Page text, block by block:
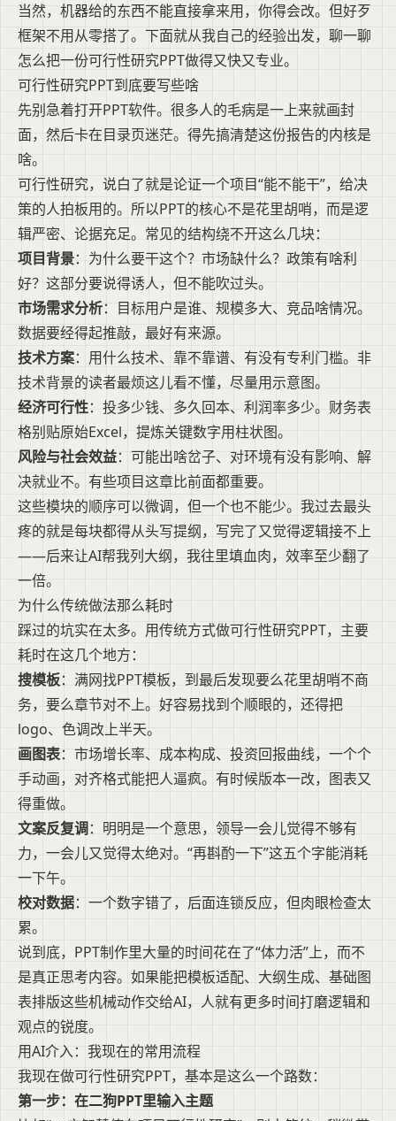
当然，机器给的东西不能直接拿来用，你得会改。但好歹
框架不用从零搭了。下面就从我自己的经验出发，聊一聊
怎么把一份可行性研究PPT做得又快又专业。
可行性研究PPT到底要写些啥
先别急着打开PPT软件。很多人的毛病是一上来就画封
面，然后卡在目录页迷茫。得先搞清楚这份报告的内核是
啥。
可行性研究，说白了就是论证一个项目“能不能干”，给决
策的人拍板用的。所以PPT的核心不是花里胡哨，而是逻
辑严密、论据充足。常见的结构绕不开这么几块：
项目背景：为什么要干这个？市场缺什么？政策有啥利
好？这部分要说得诱人，但不能吹过头。
市场需求分析：目标用户是谁、规模多大、竞品啥情况。
数据要经得起推敲，最好有来源。
技术方案：用什么技术、靠不靠谱、有没有专利门槛。非
技术背景的读者最烦这儿看不懂，尽量用示意图。
经济可行性：投多少钱、多久回本、利润率多少。财务表
格别贴原始Excel，提炼关键数字用柱状图。
风险与社会效益：可能出啥岔子、对环境有没有影响、解
决就业不。有些项目这章比前面都重要。
这些模块的顺序可以微调，但一个也不能少。我过去最头
疼的就是每块都得从头写提纲，写完了又觉得逻辑接不上
——后来让AI帮我列大纲，我往里填血肉，效率至少翻了
一倍。
为什么传统做法那么耗时
踩过的坑实在太多。用传统方式做可行性研究PPT，主要
耗时在这几个地方：
搜模板：满网找PPT模板，到最后发现要么花里胡哨不商
务，要么章节对不上。好容易找到个顺眼的，还得把
logo、色调改上半天。
画图表：市场增长率、成本构成、投资回报曲线，一个个
手动画，对齐格式能把人逼疯。有时候版本一改，图表又
得重做。
文案反复调：明明是一个意思，领导一会儿觉得不够有
力，一会儿又觉得太绝对。“再斟酌一下”这五个字能消耗
一下午。
校对数据：一个数字错了，后面连锁反应，但肉眼检查太
累。
说到底，PPT制作里大量的时间花在了“体力活”上，而不
是真正思考内容。如果能把模板适配、大纲生成、基础图
表排版这些机械动作交给AI，人就有更多时间打磨逻辑和
观点的锐度。
用AI介入：我现在的常用流程
我现在做可行性研究PPT，基本是这么一个路数：
第一步：在二狗PPT里输入主题